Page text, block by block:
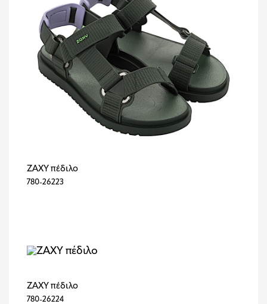
ZAXY πέδιλο
780-26223
ZAXY πέδιλο
780-26224